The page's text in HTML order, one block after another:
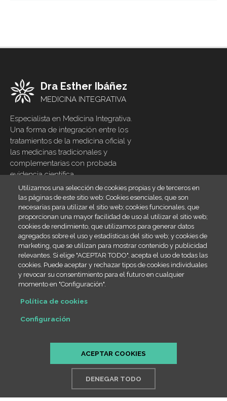
Dra Esther Ibáñez
MEDICINA INTEGRATIVA
Especialista en Medicina Integrativa.
Una forma de integración entre los
tratamientos de la medicina oficial y
las medicinas tradicionales y
complementarias con probada
evidencia científica
Footer
menu
Inicio
Blog
Contacto
Legal
Política de cookies
SiteMap
Utilizamos una selección de cookies propias y de terceros en
las páginas de este sitio web: Cookies esenciales, que son
necesarias para utilizar el sitio web; cookies funcionales, que
proporcionan una mayor facilidad de uso al utilizar el sitio web;
cookies de rendimiento, que utilizamos para generar datos
agregados sobre el uso y estadísticas del sitio web; y cookies de
marketing, que se utilizan para mostrar contenido y publicidad
relevantes. Si elige "ACEPTAR TODO", acepta el uso de todas las
cookies. Puede aceptar y rechazar tipos de cookies individuales
y revocar su consentimiento para el futuro en cualquier
momento en "Configuración".
Política de cookies
Configuración
DENEGAR TODO
ACEPTAR COOKIES
(+34) 666 23 19 66
Passeig de Sant Gervasi 55, 08022 Barcelona